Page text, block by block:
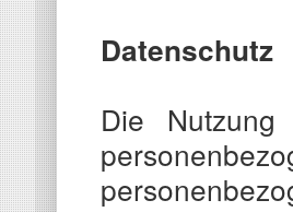
Datenschutz
Die